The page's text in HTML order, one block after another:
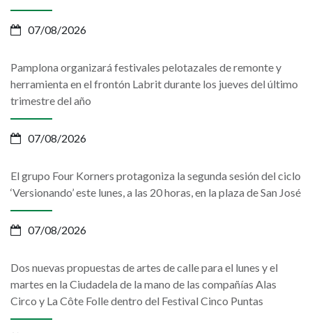
07/08/2026
Pamplona organizará festivales pelotazales de remonte y
herramienta en el frontón Labrit durante los jueves del último
trimestre del año
07/08/2026
El grupo Four Korners protagoniza la segunda sesión del ciclo
‘Versionando’ este lunes, a las 20 horas, en la plaza de San José
07/08/2026
Dos nuevas propuestas de artes de calle para el lunes y el
martes en la Ciudadela de la mano de las compañías Alas
Circo y La Côte Folle dentro del Festival Cinco Puntas